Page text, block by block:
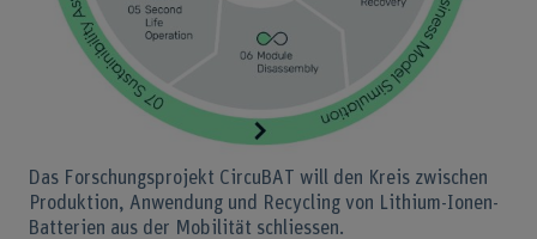
Das Forschungsprojekt CircuBAT will den Kreis zwischen
Produktion, Anwendung und Recycling von Lithium-Ionen-
Batterien aus der Mobilität schliessen.